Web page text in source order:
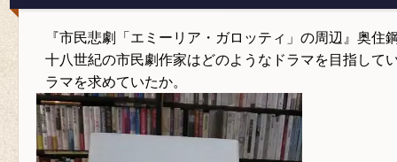
『市民悲劇「エミーリア・ガロッティ」の周辺』奥住
十八世紀の市民劇作家はどのようなドラマを目指して
ラマを求めていたか。